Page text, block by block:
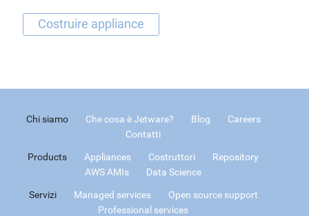
Chi siamo Che cosa è Jetware? Blog
Careers
Contatti
Products Appliances Costruttori
Repository
AWS AMIs
Data Science
Servizi Managed services
Open source support
Professional services